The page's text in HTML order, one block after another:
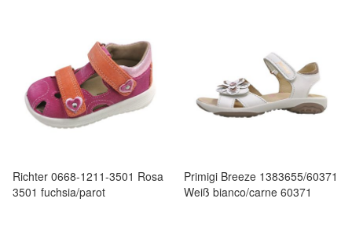
Richter 0668-1211-3501 Rosa
3501 fuchsia/parot
Primigi Breeze 1383655/60371
Weiß bianco/carne 60371